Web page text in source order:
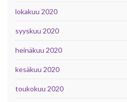
lokakuu 2020
syyskuu 2020
heinäkuu 2020
kesäkuu 2020
toukokuu 2020